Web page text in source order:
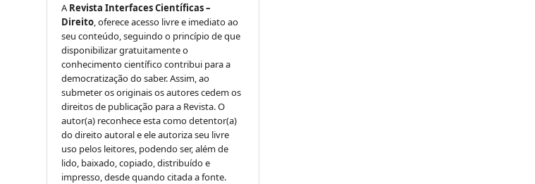
ARevista Interfaces Científicas –
Direito, oferece acesso livre e imediato ao
seu conteúdo, seguindo o princípio de que
disponibilizar gratuitamente o
conhecimento científico contribui para a
democratização do saber. Assim, ao
submeter os originais os autores cedem os
direitos de publicação para a Revista. O
autor(a) reconhece esta como detentor(a)
do direito autoral e ele autoriza seu livre
uso pelos leitores, podendo ser, além de
lido, baixado, copiado, distribuído e
impresso, desde quando citada a fonte.